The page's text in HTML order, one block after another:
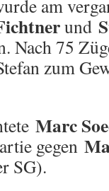
am
und
Nach 75
zum
Marc
gegen
SG).